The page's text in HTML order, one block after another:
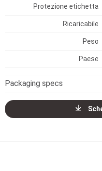
Protezione etichetta
Ricaricabile
Peso
Paese
Packaging specs